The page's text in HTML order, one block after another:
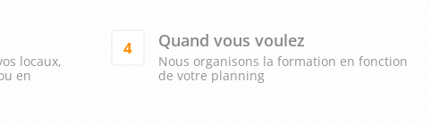
locaux,
en
4 Quand vous voulez
Nous organisons la formation en fonction
de votre planning